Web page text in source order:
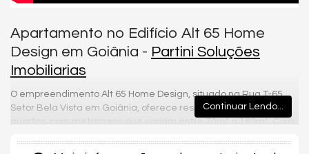
Apartamento no Edifício Alt 65 Home
Design em Goiânia - Partini Soluções
Imobiliarias
O empreendimento Alt 65 Home Design, situado na Rua T-65,
Setor Bela Vista em Goiânia, oferece residências com 2 a 3
quartos, com metragens que variam entre 70m² a 169m². Com
Continuar Lendo...